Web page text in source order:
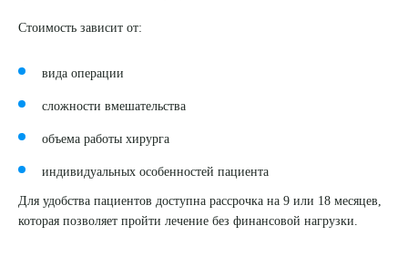
Стоимость зависит от:
вида операции
сложности вмешательства
объема работы хирурга
индивидуальных особенностей пациента
Для удобства пациентов доступна рассрочка на 9 или 18 месяцев,
которая позволяет пройти лечение без финансовой нагрузки.